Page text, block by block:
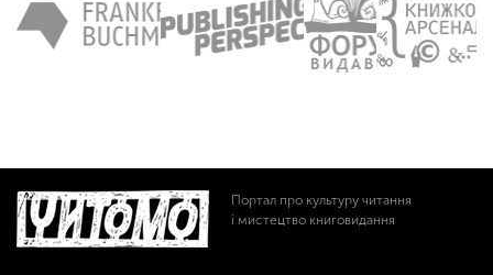
Портал про культуру читання
і мистецтво книговидання